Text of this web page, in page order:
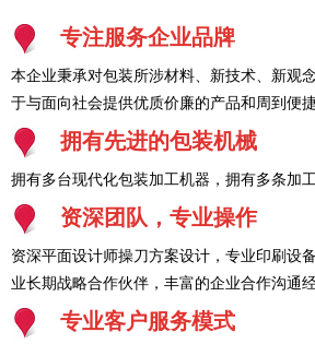
专注服务企业品牌
本企业秉承对包装所涉材料、新技术、新观
于与面向社会提供优质价廉的产品和周到便捷
拥有先进的包装机械
拥有多台现代化包装加工机器，拥有多条加
资深团队，专业操作
资深平面设计师操刀方案设计，专业印刷设
业长期战略合作伙伴，丰富的企业合作沟通经
专业客户服务模式